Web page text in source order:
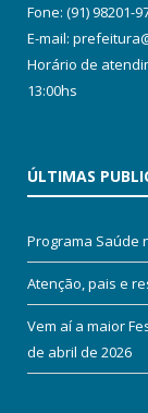
Fone: (91) 98201-
E-mail:
Horário de
13:00hs
ÚLTIMAS
Programa Saúde
Atenção, pais e
Vem aí a maior
de abril de 2026